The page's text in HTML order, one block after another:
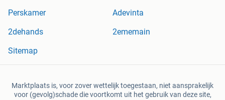
Perskamer
Adevinta
2dehands
2ememain
Sitemap
Marktplaats is, voor zover wettelijk toegestaan, niet aansprakelijk
voor (gevolg)schade die voortkomt uit het gebruik van deze site,